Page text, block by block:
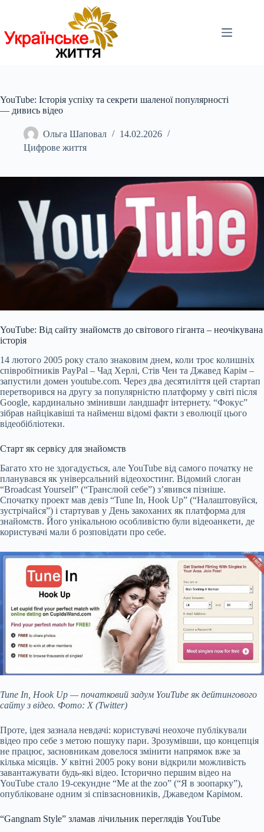
YouTube: Історія успіху та секрети шаленої популярності
— дивись відео
Ольга Шаповал
14.02.2026
Цифрове життя
YouTube: Від сайту знайомств до світового гіганта – неочікувана
історія
14 лютого 2005 року стало знаковим днем, коли троє колишніх
співробітників PayPal – Чад Херлі, Стів Чен та Джавед Карім –
запустили домен youtube.com. Через два десятиліття цей стартап
перетворився на другу за популярністю платформу у світі після
Google, кардинально змінивши ландшафт інтернету. “Фокус”
зібрав найцікавіші та найменш відомі факти з еволюції цього
відеобібліотеки.
Старт як сервісу для знайомств
Багато хто не здогадується, але YouTube від самого початку не
планувався як універсальний відеохостинг. Відомий слоган
“Broadcast Yourself” (“Транслюй себе”) з’явився пізніше.
Спочатку проект мав девіз “Tune In, Hook Up” (“Налаштовуйся,
зустрічайся”) і стартував у День закоханих як платформа для
знайомств. Його унікальною особливістю були відеоанкети, де
користувачі мали б розповідати про себе.
Tune In, Hook Up — початковий задум YouTube як дейтингового
сайту з відео. Фото: X (Twitter)
Проте, ідея зазнала невдачі: користувачі неохоче публікували
відео про себе з метою пошуку пари. Зрозумівши, що концепція
не працює, засновникам довелося змінити напрямок вже за
кілька місяців. У квітні 2005 року вони відкрили можливість
завантажувати будь-які відео. Історично першим відео на
YouTube стало 19-секундне “Me at the zoo” (“Я в зоопарку”),
опубліковане одним зі співзасновників, Джаведом Карімом.
“Gangnam Style” зламав лічильник переглядів YouTube